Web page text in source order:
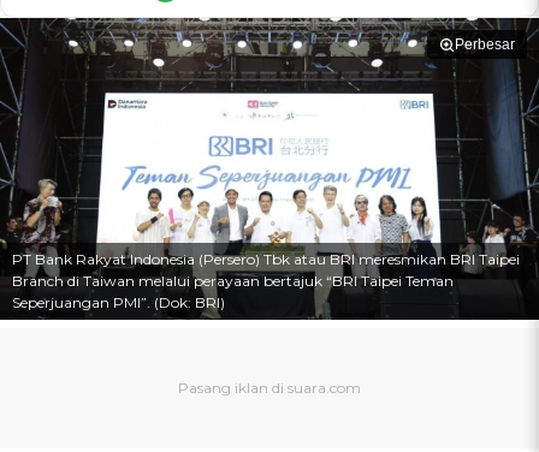
Perbesar
PT Bank Rakyat Indonesia (Persero) Tbk atau BRI meresmikan BRI Taipei
Branch di Taiwan melalui perayaan bertajuk “BRI Taipei Teman
Seperjuangan PMI”. (Dok: BRI)